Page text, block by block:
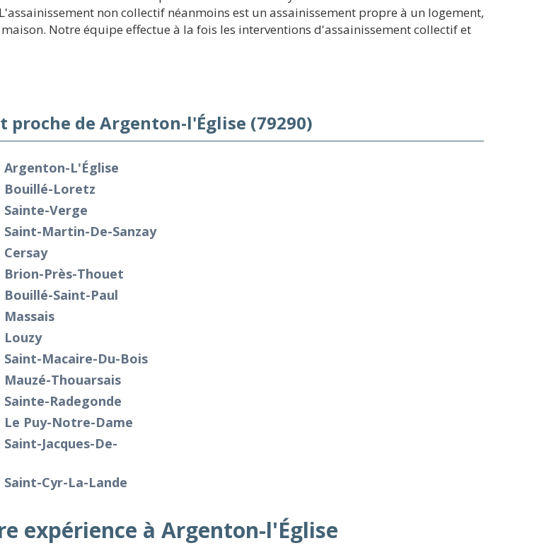
non collectif néanmoins est un assainissement propre à un logement,
Notre équipe effectue à la fois les interventions d'assainissement collectif et
proche de Argenton-l'Église (79290)
Argenton-L'Église
Bouillé-Loretz
Sainte-Verge
Martin-De-Sanzay
Brion-Près-Thouet
Saint-Paul
Louzy
Saint-Macaire-Du-Bois
Thouarsais
Radegonde
Le Puy-Notre-Dame
Jacques-De-
Cyr-La-Lande
expérience à Argenton-l'Église